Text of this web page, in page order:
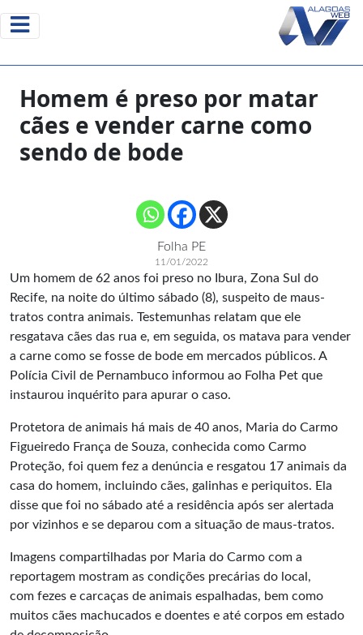
Homem é preso por matar
cães e vender carne como
sendo de bode
Folha PE
11/01/2022
Um homem de 62 anos foi preso no Ibura, Zona Sul do
Recife, na noite do último sábado (8), suspeito de maus-
tratos contra animais. Testemunhas relatam que ele
resgatava cães das rua e, em seguida, os matava para vender
a carne como se fosse de bode em mercados públicos. A
Polícia Civil de Pernambuco informou ao Folha Pet que
instaurou inquérito para apurar o caso.
Protetora de animais há mais de 40 anos, Maria do Carmo
Figueiredo França de Souza, conhecida como Carmo
Proteção, foi quem fez a denúncia e resgatou 17 animais da
casa do homem, incluindo cães, galinhas e periquitos. Ela
disse que foi no sábado até a residência após ser alertada
por vizinhos e se deparou com a situação de maus-tratos.
Imagens compartilhadas por Maria do Carmo com a
reportagem mostram as condições precárias do local,
com fezes e carcaças de animais espalhadas, bem como
muitos cães machucados e doentes e até corpos em estado